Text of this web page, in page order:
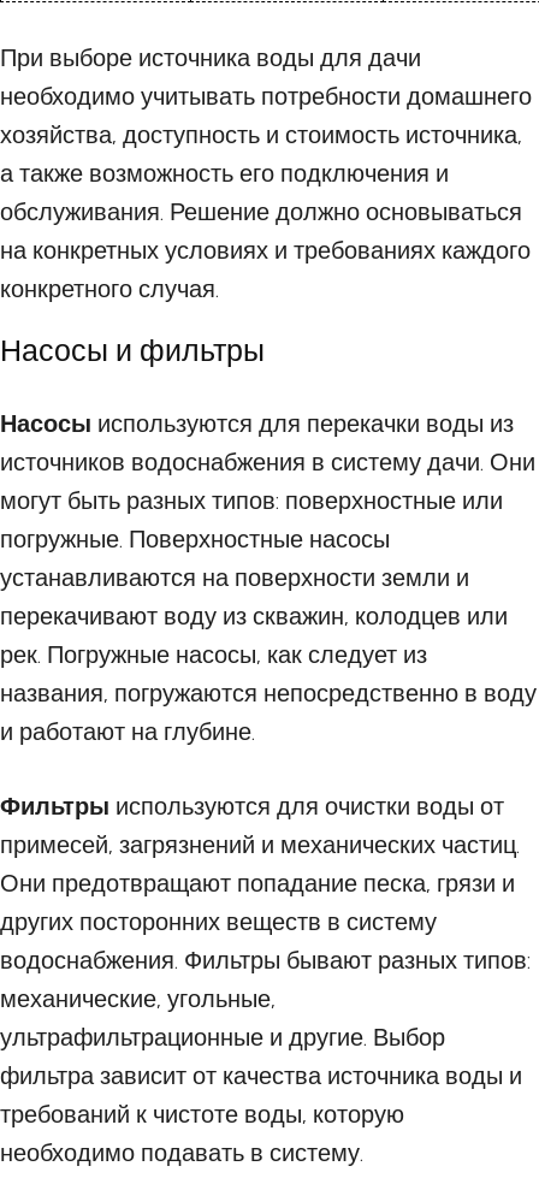
При выборе источника воды для дачи
необходимо учитывать потребности домашнего
хозяйства, доступность и стоимость источника,
а также возможность его подключения и
обслуживания. Решение должно основываться
на конкретных условиях и требованиях каждого
конкретного случая.
Насосы и фильтры
Насосы используются для перекачки воды из
источников водоснабжения в систему дачи. Они
могут быть разных типов: поверхностные или
погружные. Поверхностные насосы
устанавливаются на поверхности земли и
перекачивают воду из скважин, колодцев или
рек. Погружные насосы, как следует из
названия, погружаются непосредственно в воду
и работают на глубине.
Фильтры используются для очистки воды от
примесей, загрязнений и механических частиц.
Они предотвращают попадание песка, грязи и
других посторонних веществ в систему
водоснабжения. Фильтры бывают разных типов:
механические, угольные,
ультрафильтрационные и другие. Выбор
фильтра зависит от качества источника воды и
требований к чистоте воды, которую
необходимо подавать в систему.